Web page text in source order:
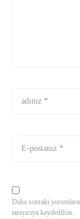
Daha sonraki
tarayıcıya kaydedilsin.